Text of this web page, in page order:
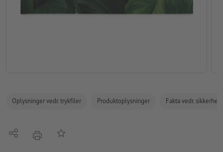
Oplysninger vedr. trykfiler Produktoplysninger Fakta vedr.
Del tryk Tilføj til huskelisten